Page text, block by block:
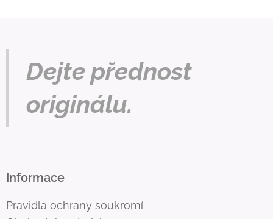
Dejte přednost
originálu.
Informace
Pravidla ochrany soukromí